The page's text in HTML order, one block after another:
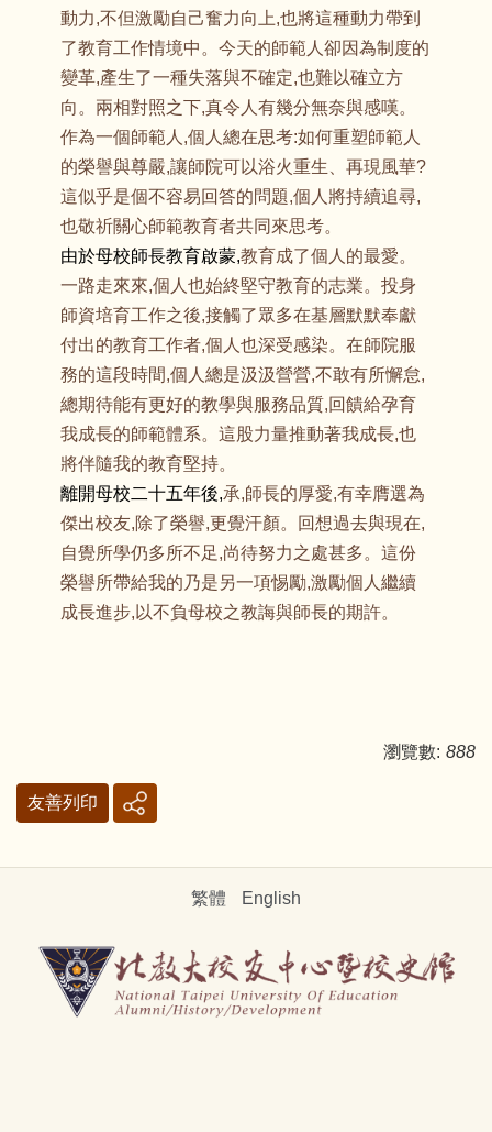
動力,不但激勵自己奮力向上,也將這種動力帶到
了教育工作情境中。今天的師範人卻因為制度的
變革,產生了一種失落與不確定,也難以確立方
向。兩相對照之下,真令人有幾分無奈與感嘆。
作為一個師範人,個人總在思考:如何重塑師範人
的榮譽與尊嚴,讓師院可以浴火重生、再現風華?
這似乎是個不容易回答的問題,個人將持續追尋,
也敬祈關心師範教育者共同來思考。
由於母校師長教育啟蒙,教育成了個人的最愛。
一路走來來,個人也始終堅守教育的志業。投身
師資培育工作之後,接觸了眾多在基層默默奉獻
付出的教育工作者,個人也深受感染。在師院服
務的這段時間,個人總是汲汲營營,不敢有所懈怠,
總期待能有更好的教學與服務品質,回饋給孕育
我成長的師範體系。這股力量推動著我成長,也
將伴隨我的教育堅持。
離開母校二十五年後,承,師長的厚愛,有幸膺選為
傑出校友,除了榮譽,更覺汗顏。回想過去與現在,
自覺所學仍多所不足,尚待努力之處甚多。這份
榮譽所帶給我的乃是另一項惕勵,激勵個人繼續
成長進步,以不負母校之教誨與師長的期許。
瀏覽數: 888
友善列印
繁體 English